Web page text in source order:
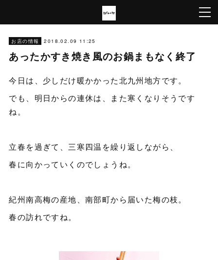
お店の情報 2018.02.09 11:25
あったかすき焼き風のお鍋まもなく終了
今日は、少しだけ暖かかった北九州地方です。
でも、明日からの連休は、また寒くなりそうです
ね。
立春を過ぎて、三寒四温を繰り返しながら、
春に向かっていくのでしょうね。
紀州南高梅の産地、南部町から届いた梅の枝。
春の訪れですね。